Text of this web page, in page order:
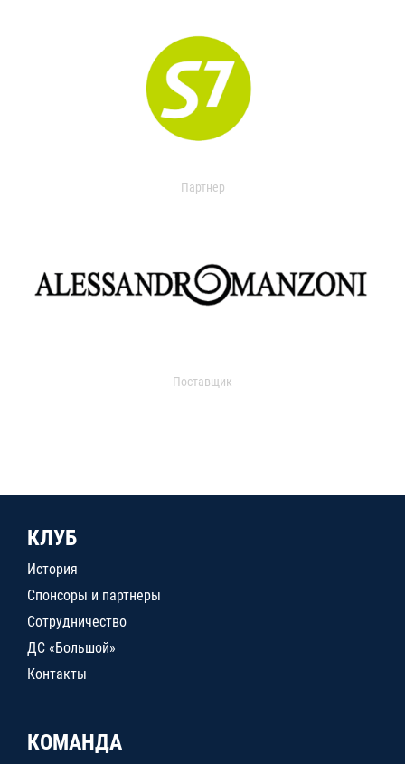
Партнер
Поставщик
КЛУБ
История
Спонсоры и партнеры
Сотрудничество
ДС «Большой»
Контакты
КОМАНДА